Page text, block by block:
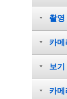
촬영
카메
보기
카메